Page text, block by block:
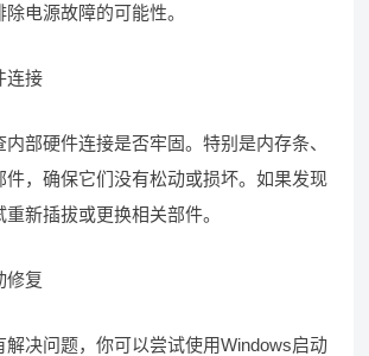
电源故障的可能性。
连接
部硬件连接是否牢固。特别是内存条、
件，确保它们没有松动或损坏。如果发现
新插拔或更换相关部件。
修复
解决问题，你可以尝试使用Windows启动